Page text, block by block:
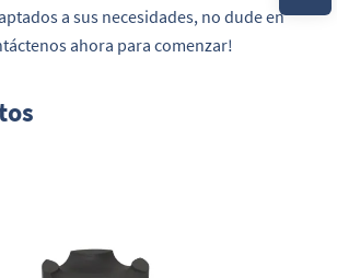
a sus necesidades, no dude en
ahora para comenzar!